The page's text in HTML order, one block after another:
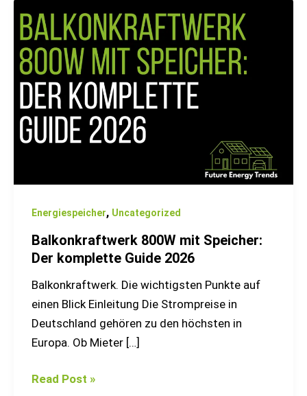
Energiespeicher, Uncategorized
Balkonkraftwerk 800W mit Speicher:
Der komplette Guide 2026
Balkonkraftwerk. Die wichtigsten Punkte auf
einen Blick Einleitung Die Strompreise in
Deutschland gehören zu den höchsten in
Europa. Ob Mieter […]
800W
mit
Speicher:
Der
komplette
Guide
2026
Read Post »